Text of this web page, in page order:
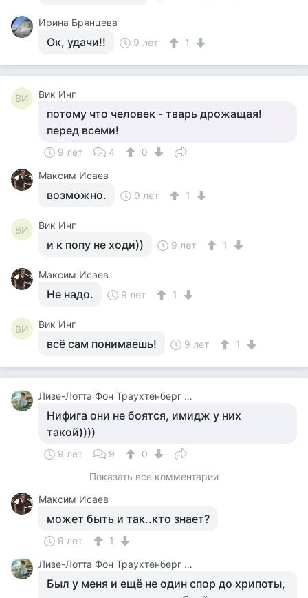
Ирина Брянцева
Ок, удачи!! 9 лет 1
ВИ Вик Инг
потому что человек - тварь дрожащая!
перед всеми!
9 лет 4
0
Максим Исаев
возможно. 9 лет 1
ВИ Вик Инг
и к попу не ходи)) 9 лет 1
Максим Исаев
Не надо. 9 лет 1
ВИ Вик Инг
всё сам понимаешь! 9 лет 1
Лизе-Лотта Фон Траухтенберг ( Файнзильберминц В Девичестве)
Нифига они не боятся, имидж у них
такой))))
9 лет 9
0
Показать все комментарии
Максим Исаев
может быть и так..кто знает?
9 лет
1
Лизе-Лотта Фон Траухтенберг ( Файнзильберминц В Девичестве)
Был у меня и ещё не один спор до хрипоты,